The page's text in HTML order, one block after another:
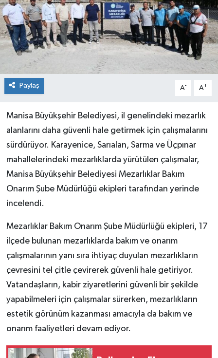
Paylaş A- A+
Manisa Büyükşehir Belediyesi, il genelindeki mezarlık
alanlarını daha güvenli hale getirmek için çalışmalarını
sürdürüyor. Karayenice, Sarıalan, Sarma ve Üçpınar
mahallelerindeki mezarlıklarda yürütülen çalışmalar,
Manisa Büyükşehir Belediyesi Mezarlıklar Bakım
Onarım Şube Müdürlüğü ekipleri tarafından yerinde
incelendi.
Mezarlıklar Bakım Onarım Şube Müdürlüğü ekipleri, 17
ilçede bulunan mezarlıklarda bakım ve onarım
çalışmalarının yanı sıra ihtiyaç duyulan mezarlıkların
çevresini tel çitle çevirerek güvenli hale getiriyor.
Vatandaşların, kabir ziyaretlerini güvenli bir şekilde
yapabilmeleri için çalışmalar sürerken, mezarlıkların
estetik görünüm kazanması amacıyla da bakım ve
onarım faaliyetleri devam ediyor.